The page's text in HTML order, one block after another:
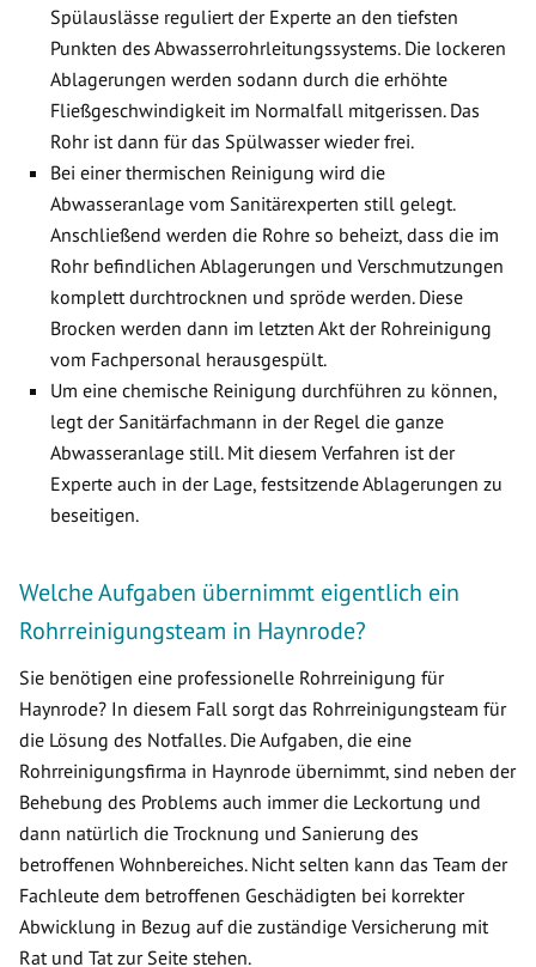
Spülauslässe reguliert der Experte an den tiefsten
Punkten des Abwasserrohrleitungssystems. Die lockeren
Ablagerungen werden sodann durch die erhöhte
Fließgeschwindigkeit im Normalfall mitgerissen. Das
Rohr ist dann für das Spülwasser wieder frei.
Bei einer thermischen Reinigung wird die
Abwasseranlage vom Sanitärexperten still gelegt.
Anschließend werden die Rohre so beheizt, dass die im
Rohr befindlichen Ablagerungen und Verschmutzungen
komplett durchtrocknen und spröde werden. Diese
Brocken werden dann im letzten Akt der Rohreinigung
vom Fachpersonal herausgespült.
Um eine chemische Reinigung durchführen zu können,
legt der Sanitärfachmann in der Regel die ganze
Abwasseranlage still. Mit diesem Verfahren ist der
Experte auch in der Lage, festsitzende Ablagerungen zu
beseitigen.
Welche Aufgaben übernimmt eigentlich ein
Rohrreinigungsteam in Haynrode?
Sie benötigen eine professionelle Rohrreinigung für
Haynrode? In diesem Fall sorgt das Rohrreinigungsteam für
die Lösung des Notfalles. Die Aufgaben, die eine
Rohrreinigungsfirma in Haynrode übernimmt, sind neben der
Behebung des Problems auch immer die Leckortung und
dann natürlich die Trocknung und Sanierung des
betroffenen Wohnbereiches. Nicht selten kann das Team der
Fachleute dem betroffenen Geschädigten bei korrekter
Abwicklung in Bezug auf die zuständige Versicherung mit
Rat und Tat zur Seite stehen.